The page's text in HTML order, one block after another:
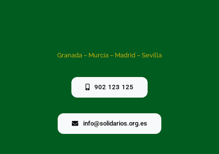
Granada – Murcia – Madrid – Sevilla
902 123 125
info@solidarios.org.es